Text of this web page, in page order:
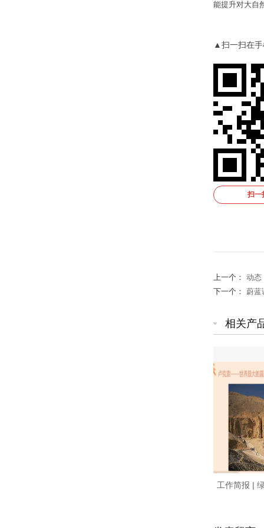
能提升对大自
▲扫一扫在手
扫一
上一个： 动态
下一个： 蔚蓝
相关产
工作简报 |